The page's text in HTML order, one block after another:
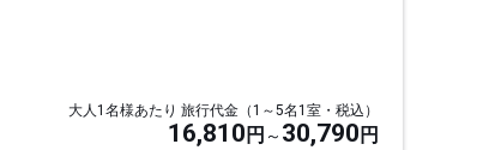
大人1名様あたり 旅行代金（1～5名1室・税込）
16,810 円 30,790 円